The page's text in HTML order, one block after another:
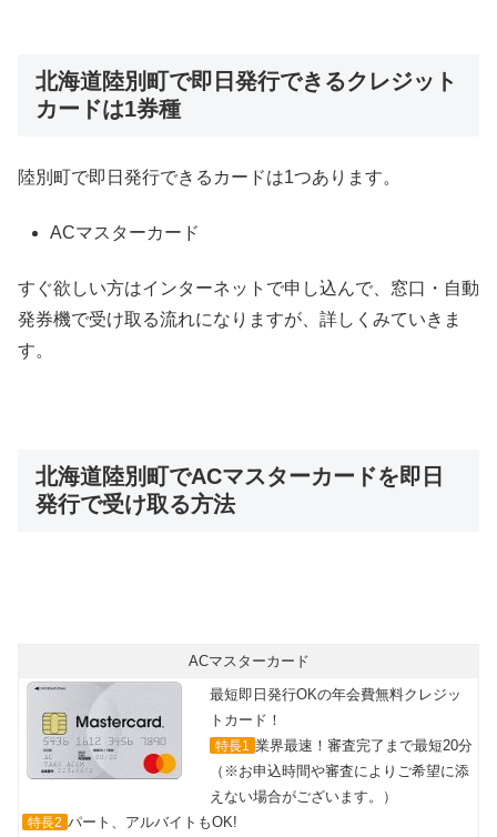
北海道陸別町で即日発行できるクレジット
カードは1券種
陸別町で即日発行できるカードは1つあります。
ACマスターカード
すぐ欲しい方はインターネットで申し込んで、窓口・自動
発券機で受け取る流れになりますが、詳しくみていきま
す。
北海道陸別町でACマスターカードを即日
発行で受け取る方法
ACマスターカード
最短即日発行OKの年会費無料クレジッ
トカード！
特長1 業界最速！審査完了まで最短20分
（※お申込時間や審査によりご希望に添
えない場合がございます。）
特長2 パート、アルバイトもOK!